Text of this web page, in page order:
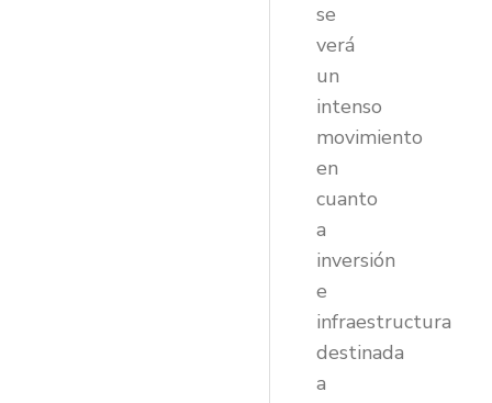
se
verá
un
intenso
movimiento
en
cuanto
a
inversión
e
infraestructura
destinada
a